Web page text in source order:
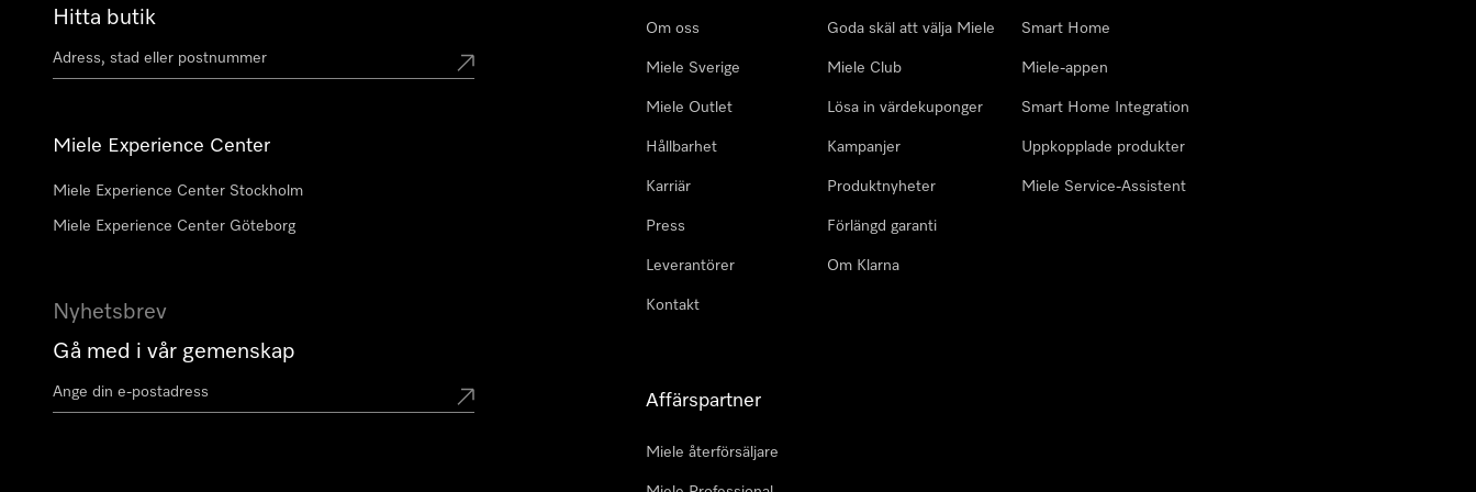
Hitta butik
Miele Experience Center
Miele Experience Center Stockholm
Miele Experience Center Göteborg
Nyhetsbrev
Gå med i vår gemenskap
Om oss
Miele Sverige
Miele Outlet
Hållbarhet
Karriär
Press
Leverantörer
Kontakt
Goda skäl att välja Miele
Miele Club
Lösa in värdekuponger
Kampanjer
Produktnyheter
Förlängd garanti
Om Klarna
Smart Home
Miele-appen
Smart Home Integration
Uppkopplade produkter
Miele Service-Assistent
Affärspartner
Miele återförsäljare